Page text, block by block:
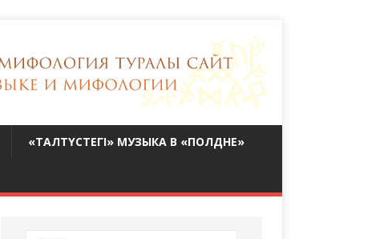
«ТАЛТҮСТЕГІ» МУЗЫКА В «ПОЛДНЕ»